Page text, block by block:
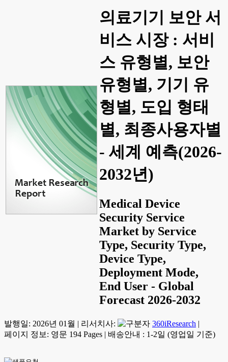
의료기기 보안 서
비스 시장 : 서비
스 유형별, 보안
유형별, 기기 유
형별, 도입 형태
별, 최종사용자별
- 세계 예측(2026-
2032년)
Medical Device
Security Service
Market by Service
Type, Security Type,
Device Type,
Deployment Mode,
End User - Global
Forecast 2026-2032
발행일: 2026년 01월 | 리서치사: 360iResearch |
페이지 정보: 영문 194 Pages | 배송안내 : 1-2일 (영업일 기준)